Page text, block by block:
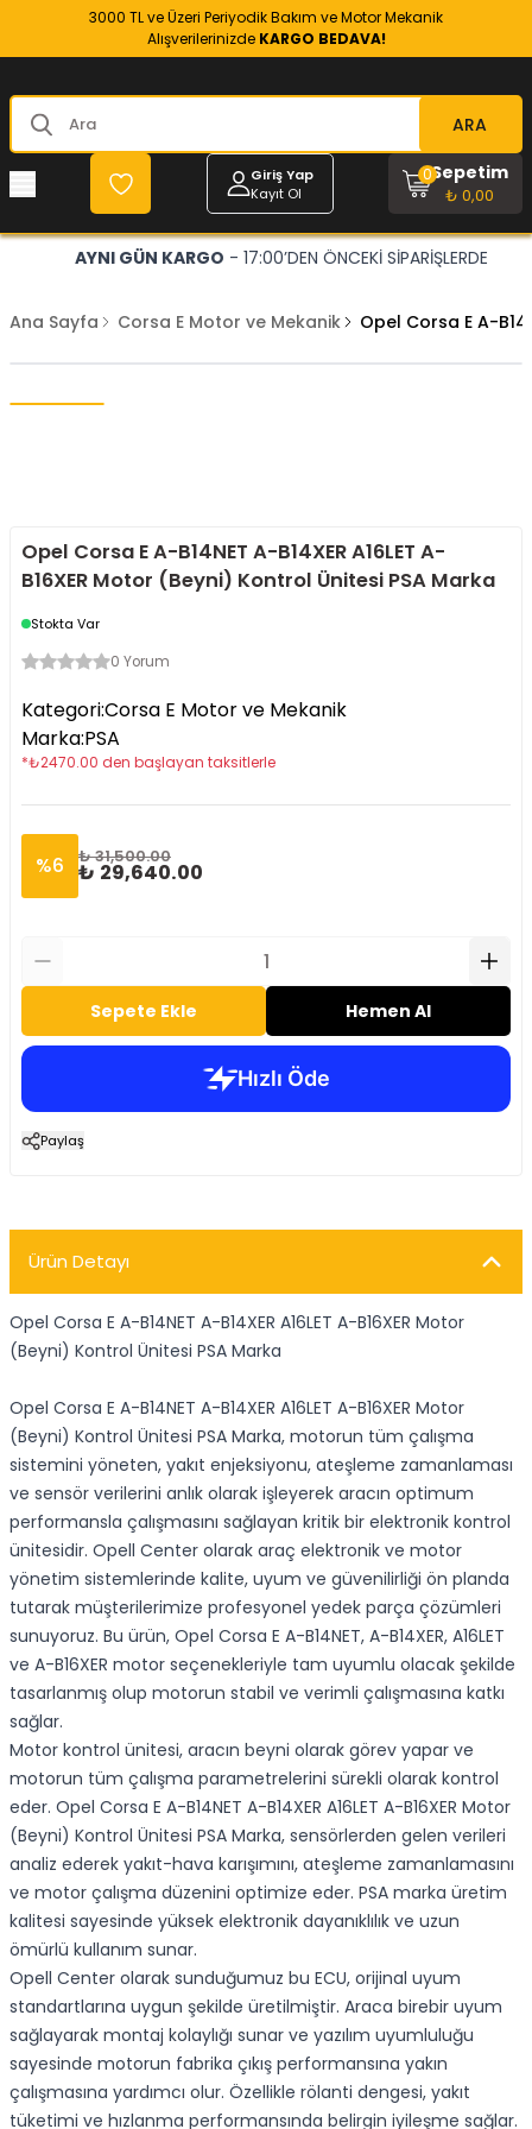
3000 TL ve Üzeri Periyodik Bakım ve Motor Mekanik
Alışverilerinizde KARGO BEDAVA!
ARA
Giriş Yap
Kayıt Ol
Sepetim
₺ 0,00
0
AYNI GÜN KARGO - 17:00’DEN ÖNCEKİ SİPARİŞLERDE
Ana Sayfa Corsa E Motor ve Mekanik Opel Corsa E A-
Opel Corsa E A-B14NET A-B14XER A16LET A-
B16XER Motor (Beyni) Kontrol Ünitesi PSA Marka
Stokta Var
0 Yorum
Kategori:Corsa E Motor ve Mekanik
Marka:PSA
*₺2470.00 den başlayan taksitlerle
%6 ₺ 31,500.00
₺ 29,640.00
Sepete Ekle Hemen Al
Paylaş
Ürün Detayı
Opel Corsa E A-B14NET A-B14XER A16LET A-B16XER Motor
(Beyni) Kontrol Ünitesi PSA Marka
Opel Corsa E A-B14NET A-B14XER A16LET A-B16XER Motor
(Beyni) Kontrol Ünitesi PSA Marka, motorun tüm çalışma
sistemini yöneten, yakıt enjeksiyonu, ateşleme zamanlaması
ve sensör verilerini anlık olarak işleyerek aracın optimum
performansla çalışmasını sağlayan kritik bir elektronik kontrol
ünitesidir. Opell Center olarak araç elektronik ve motor
yönetim sistemlerinde kalite, uyum ve güvenilirliği ön planda
tutarak müşterilerimize profesyonel yedek parça çözümleri
sunuyoruz. Bu ürün, Opel Corsa E A-B14NET, A-B14XER, A16LET
ve A-B16XER motor seçenekleriyle tam uyumlu olacak şekilde
tasarlanmış olup motorun stabil ve verimli çalışmasına katkı
sağlar.
Motor kontrol ünitesi, aracın beyni olarak görev yapar ve
motorun tüm çalışma parametrelerini sürekli olarak kontrol
eder. Opel Corsa E A-B14NET A-B14XER A16LET A-B16XER Motor
(Beyni) Kontrol Ünitesi PSA Marka, sensörlerden gelen verileri
analiz ederek yakıt-hava karışımını, ateşleme zamanlamasını
ve motor çalışma düzenini optimize eder. PSA marka üretim
kalitesi sayesinde yüksek elektronik dayanıklılık ve uzun
ömürlü kullanım sunar.
Opell Center olarak sunduğumuz bu ECU, orijinal uyum
standartlarına uygun şekilde üretilmiştir. Araca birebir uyum
sağlayarak montaj kolaylığı sunar ve yazılım uyumluluğu
sayesinde motorun fabrika çıkış performansına yakın
çalışmasına yardımcı olur. Özellikle rölanti dengesi, yakıt
tüketimi ve hızlanma performansında belirgin iyileşme sağlar.